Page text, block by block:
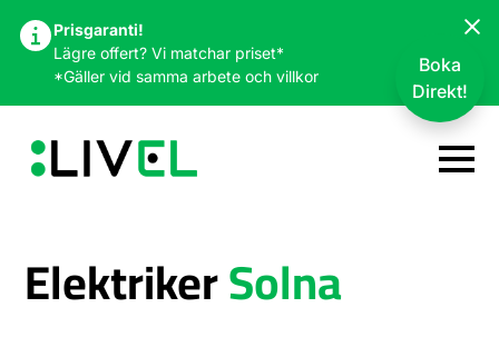
Prisgaranti!
Lägre offert? Vi matchar priset*
*Gäller vid samma arbete och villkor
Boka
Direkt!
ElektrikerSolna